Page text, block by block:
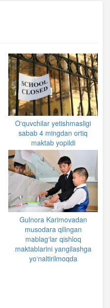
O‘quvchilar yetishmasligi
sabab 4 mingdan ortiq
maktab yopildi
Gulnora Karimovadan
musodara qilingan
mablag‘lar qishloq
maktablarini yangilashga
yo‘naltirilmoqda